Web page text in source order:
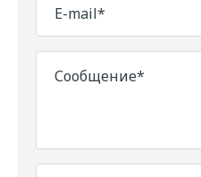
E-mail*
Сообщение*